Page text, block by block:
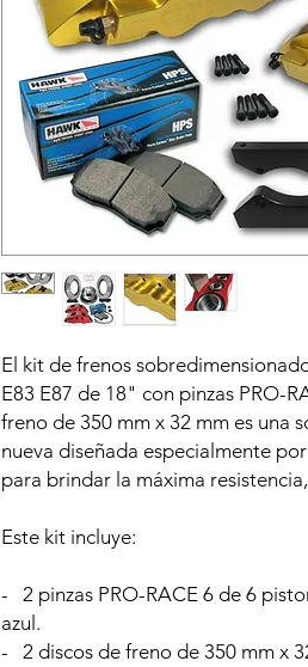
El kit de frenos
E83 E87 de 18" con pinzas PRO-
freno de 350 mm x 32 mm es una
nueva diseñada especialmente
para brindar la máxima
Este kit incluye:
- 2 pinzas PRO-RACE 6 de 6
azul.
- 2 discos de freno de 350 mm x